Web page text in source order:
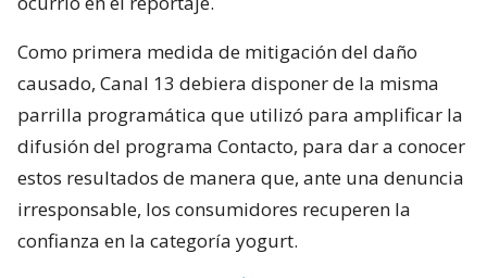
Como primera medida de mitigación del daño
causado, Canal 13 debiera disponer de la misma
parrilla programática que utilizó para amplificar la
difusión del programa Contacto, para dar a conocer
estos resultados de manera que, ante una denuncia
irresponsable, los consumidores recuperen la
confianza en la categoría yogurt.